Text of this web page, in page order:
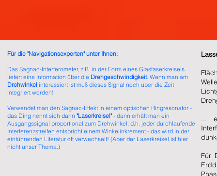
Für die "Navigationsexperten" unter Ihnen:
Das Sagnac-Interferometer, z.B. in der Form eines Glasfaserkreisels
liefert eine Information über die Drehgeschwindigkeit. Wenn man am
Drehwinkel interessiert ist muß dieses Signal noch über die Zeit
integriert werden!
Verwendet man den Sagnac-Effekt in einem optischen Ringresonator -
das Ding nennt sich dann "Laserkreisel"- dann erhält man ein
Ausgangssignal proportional zum Drehwinkel, d.h. jeder durchlaufende
Interferenzstreifen entspricht einem Winkelinkrement - das wird in der
einführenden Literatur oft verwechselt! (Aber der Laserkreisel ist hier
nicht unser Thema.)
...
Für